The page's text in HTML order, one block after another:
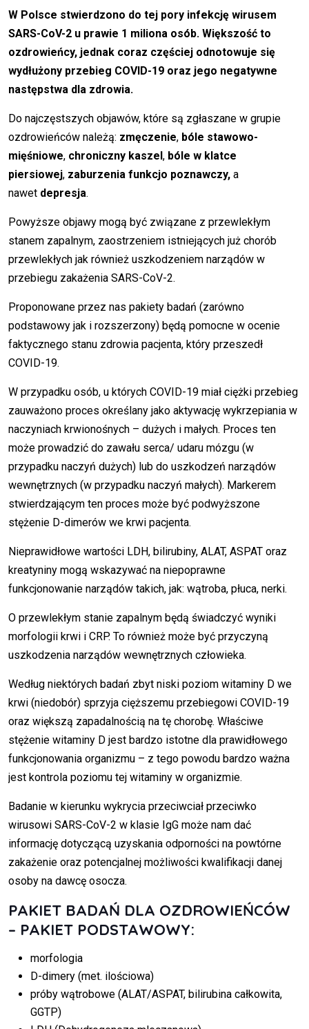
W Polsce stwierdzono do tej pory infekcję wirusem
SARS-CoV-2 u prawie 1 miliona osób. Większość to
ozdrowieńcy, jednak coraz częściej odnotowuje się
wydłużony przebieg COVID-19 oraz jego negatywne
następstwa dla zdrowia.
Do najczęstszych objawów, które są zgłaszane w grupie
ozdrowieńców należą: zmęczenie, bóle stawowo-
mięśniowe, chroniczny kaszel , bóle w klatce
piersiowej, zaburzenia funkcjo poznawczy, a
nawet depresja.
Powyższe objawy mogą być związane z przewlekłym
stanem zapalnym, zaostrzeniem istniejących już chorób
przewlekłych jak również uszkodzeniem narządów w
przebiegu zakażenia SARS-CoV-2.
Proponowane przez nas pakiety badań (zarówno
podstawowy jak i rozszerzony) będą pomocne w ocenie
faktycznego stanu zdrowia pacjenta, który przeszedł
COVID-19.
W przypadku osób, u których COVID-19 miał ciężki przebieg
zauważono proces określany jako aktywację wykrzepiania w
naczyniach krwionośnych – dużych i małych. Proces ten
może prowadzić do zawału serca/ udaru mózgu (w
przypadku naczyń dużych) lub do uszkodzeń narządów
wewnętrznych (w przypadku naczyń małych). Markerem
stwierdzającym ten proces może być podwyższone
stężenie D-dimerów we krwi pacjenta.
Nieprawidłowe wartości LDH, bilirubiny, ALAT, ASPAT oraz
kreatyniny mogą wskazywać na niepoprawne
funkcjonowanie narządów takich, jak: wątroba, płuca, nerki.
O przewlekłym stanie zapalnym będą świadczyć wyniki
morfologii krwi i CRP. To również może być przyczyną
uszkodzenia narządów wewnętrznych człowieka.
Według niektórych badań zbyt niski poziom witaminy D we
krwi (niedobór) sprzyja cięższemu przebiegowi COVID-19
oraz większą zapadalnością na tę chorobę. Właściwe
stężenie witaminy D jest bardzo istotne dla prawidłowego
funkcjonowania organizmu – z tego powodu bardzo ważna
jest kontrola poziomu tej witaminy w organizmie.
Badanie w kierunku wykrycia przeciwciał przeciwko
wirusowi SARS-CoV-2 w klasie IgG może nam dać
informację dotyczącą uzyskania odporności na powtórne
zakażenie oraz potencjalnej możliwości kwalifikacji danej
osoby na dawcę osocza.
PAKIET BADAŃ DLA OZDROWIEŃCÓW
– PAKIET PODSTAWOWY:
morfologia
D-dimery (met. ilościowa)
próby wątrobowe (ALAT/ASPAT, bilirubina całkowita,
GGTP)